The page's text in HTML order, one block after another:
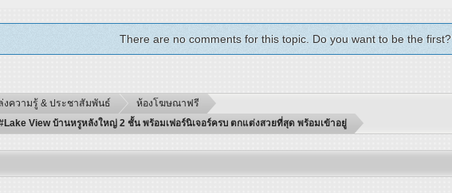
There are no comments for this topic. Do you want to be the first?
งความรู้ & ประชาสัมพันธ์ ห้องโฆษณาฟรี
View บ้านหรูหลังใหญ่ 2 ชั้น พร้อมเฟอร์นิเจอร์ครบ ตกแต่งสวยที่สุด พร้อมเข้าอยู่